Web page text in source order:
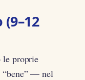
le proprie
“bene” — nel